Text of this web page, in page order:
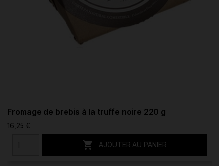
Fromage de brebis à la truffe noire 220 g
16,25 €
 AJOUTER AU PANIER